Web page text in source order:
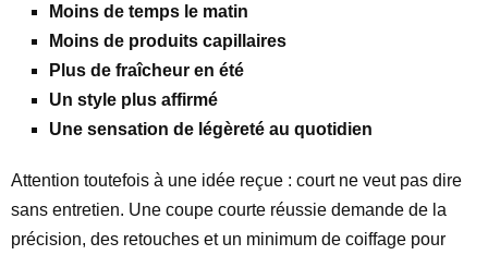
Moins de temps le matin
Moins de produits capillaires
Plus de fraîcheur en été
Un style plus affirmé
Une sensation de légèreté au quotidien
Attention toutefois à une idée reçue : court ne veut pas dire
sans entretien. Une coupe courte réussie demande de la
précision, des retouches et un minimum de coiffage pour